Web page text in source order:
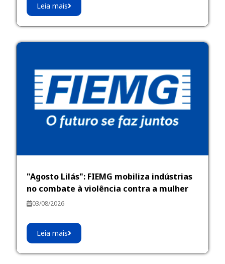
Leia mais
"Agosto Lilás": FIEMG mobiliza indústrias
no combate à violência contra a mulher
03/08/2026
Leia mais